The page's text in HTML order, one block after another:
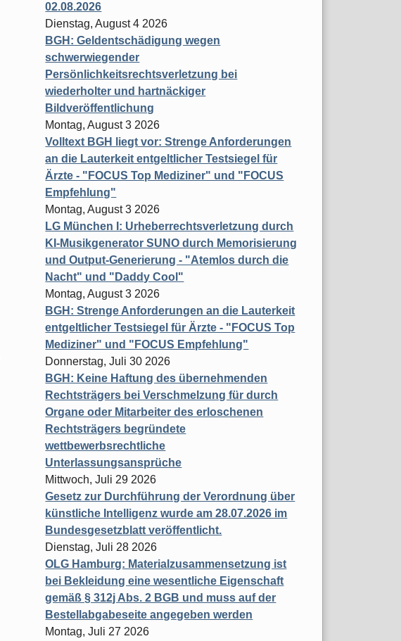
02.08.2026
Dienstag, August 4 2026
BGH: Geldentschädigung wegen
schwerwiegender
Persönlichkeitsrechtsverletzung bei
wiederholter und hartnäckiger
Bildveröffentlichung
Montag, August 3 2026
Volltext BGH liegt vor: Strenge Anforderungen
an die Lauterkeit entgeltlicher Testsiegel für
Ärzte - "FOCUS Top Mediziner" und "FOCUS
Empfehlung"
Montag, August 3 2026
LG München I: Urheberrechtsverletzung durch
KI-Musikgenerator SUNO durch Memorisierung
und Output-Generierung - "Atemlos durch die
Nacht" und "Daddy Cool"
Montag, August 3 2026
BGH: Strenge Anforderungen an die Lauterkeit
entgeltlicher Testsiegel für Ärzte - "FOCUS Top
Mediziner" und "FOCUS Empfehlung"
Donnerstag, Juli 30 2026
BGH: Keine Haftung des übernehmenden
Rechtsträgers bei Verschmelzung für durch
Organe oder Mitarbeiter des erloschenen
Rechtsträgers begründete
wettbewerbsrechtliche
Unterlassungsansprüche
Mittwoch, Juli 29 2026
Gesetz zur Durchführung der Verordnung über
künstliche Intelligenz wurde am 28.07.2026 im
Bundesgesetzblatt veröffentlicht.
Dienstag, Juli 28 2026
OLG Hamburg: Materialzusammensetzung ist
bei Bekleidung eine wesentliche Eigenschaft
gemäß § 312j Abs. 2 BGB und muss auf der
Bestellabgabeseite angegeben werden
Montag, Juli 27 2026